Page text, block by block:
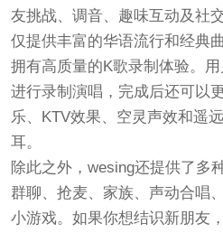
友挑战、调音、趣味互动及社
仅提供丰富的华语流行和经典
拥有高质量的K歌录制体验。
进行录制演唱，完成后还可以
乐、KTV效果、空灵声效和遥
耳。
除此之外，wesing还提供了多
群聊、抢麦、家族、声动合唱
小游戏。如果你想结识新朋友